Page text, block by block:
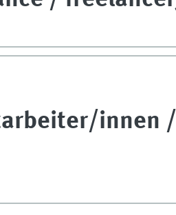
innen